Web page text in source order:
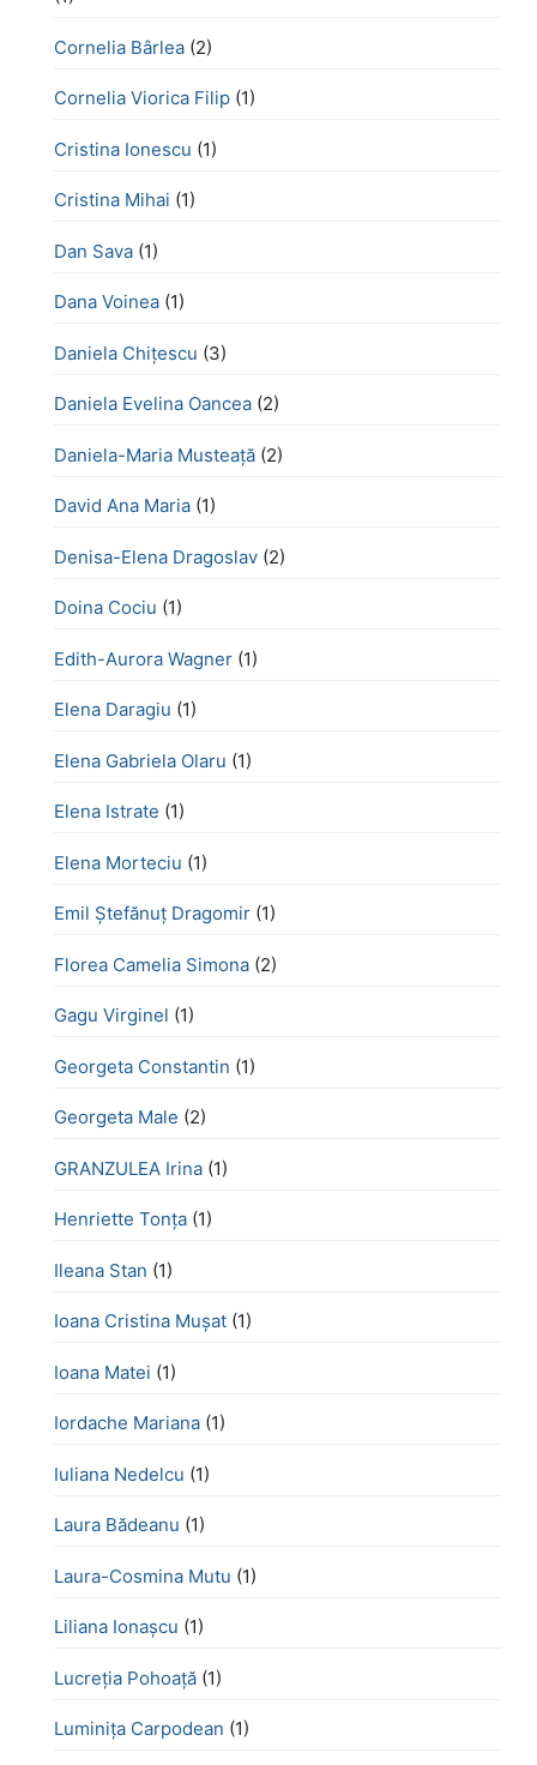
Cornelia Bârlea (2)
Cornelia Viorica Filip (1)
Cristina Ionescu (1)
Cristina Mihai (1)
Dan Sava (1)
Dana Voinea (1)
Daniela Chițescu (3)
Daniela Evelina Oancea (2)
Daniela-Maria Musteață (2)
David Ana Maria (1)
Denisa-Elena Dragoslav (2)
Doina Cociu (1)
Edith-Aurora Wagner (1)
Elena Daragiu (1)
Elena Gabriela Olaru (1)
Elena Istrate (1)
Elena Morteciu (1)
Emil Ștefănuț Dragomir (1)
Florea Camelia Simona (2)
Gagu Virginel (1)
Georgeta Constantin (1)
Georgeta Male (2)
GRANZULEA Irina (1)
Henriette Tonţa (1)
Ileana Stan (1)
Ioana Cristina Mușat (1)
Ioana Matei (1)
Iordache Mariana (1)
Iuliana Nedelcu (1)
Laura Bădeanu (1)
Laura-Cosmina Mutu (1)
Liliana Ionașcu (1)
Lucreţia Pohoaţă (1)
Luminița Carpodean (1)